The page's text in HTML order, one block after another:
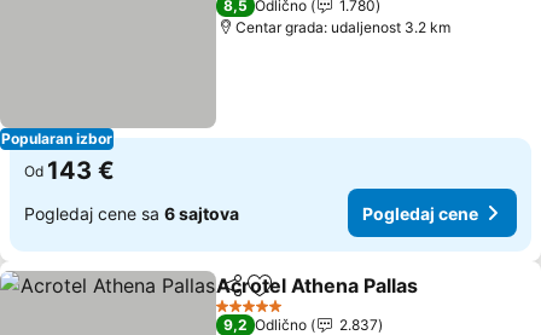
Popularan izbor
8,5 Odlično
1.780
Centar grada: udaljenost 3.2 km
Od 143 €
Pogledaj cene sa 6 sajtova Pogledaj cene
Deli Dodati u favorite
Acrotel Athena Pallas
5 Zvezdice
9,2 Odlično
2.837